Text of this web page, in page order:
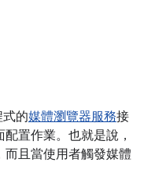
的媒體瀏覽器服務接
置作業。也就是說，
且當使用者觸發媒體